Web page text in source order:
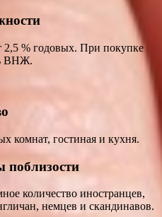
2,5 % годовых. При покупке
ВНЖ.
комнат, гостиная и кухня.
поблизости
количество иностранцев,
немцев и скандинавов.